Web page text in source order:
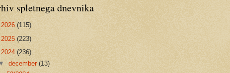
spletnega dnevnika
2026 (115)
2025 (223)
2024 (236)
▼december(13)